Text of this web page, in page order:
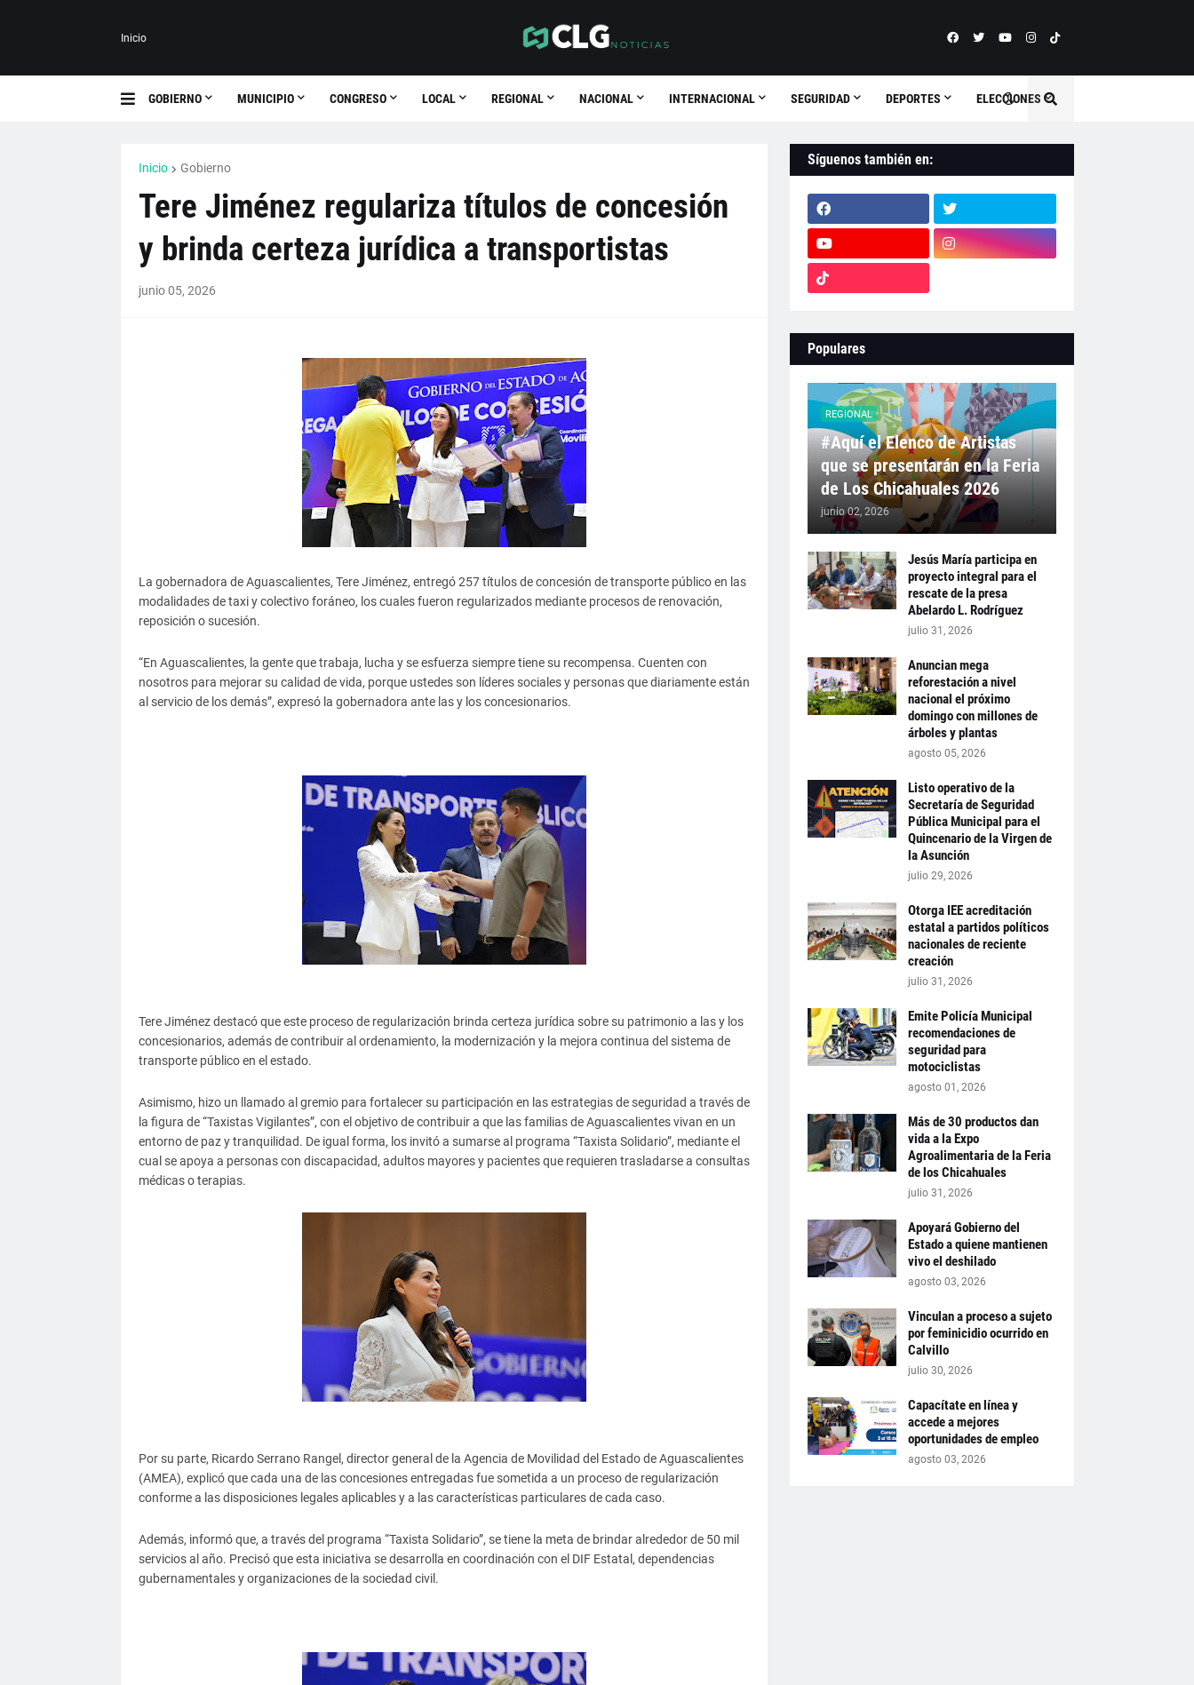
Inicio
GOBIERNO MUNICIPIO CONGRESO LOCAL REGIONAL NACIONAL INTERNACIONAL SEGURIDAD DEPORTES ELECCIONES
Inicio Gobierno
Tere Jiménez regulariza títulos de concesión
y brinda certeza jurídica a transportistas
junio 05, 2026
La gobernadora de Aguascalientes, Tere Jiménez, entregó 257 títulos de concesión de transporte público en las
modalidades de taxi y colectivo foráneo, los cuales fueron regularizados mediante procesos de renovación,
reposición o sucesión.
“En Aguascalientes, la gente que trabaja, lucha y se esfuerza siempre tiene su recompensa. Cuenten con
nosotros para mejorar su calidad de vida, porque ustedes son líderes sociales y personas que diariamente están
al servicio de los demás”, expresó la gobernadora ante las y los concesionarios.
Tere Jiménez destacó que este proceso de regularización brinda certeza jurídica sobre su patrimonio a las y los
concesionarios, además de contribuir al ordenamiento, la modernización y la mejora continua del sistema de
transporte público en el estado.
Asimismo, hizo un llamado al gremio para fortalecer su participación en las estrategias de seguridad a través de
la figura de “Taxistas Vigilantes”, con el objetivo de contribuir a que las familias de Aguascalientes vivan en un
entorno de paz y tranquilidad. De igual forma, los invitó a sumarse al programa “Taxista Solidario”, mediante el
cual se apoya a personas con discapacidad, adultos mayores y pacientes que requieren trasladarse a consultas
médicas o terapias.
Por su parte, Ricardo Serrano Rangel, director general de la Agencia de Movilidad del Estado de Aguascalientes
(AMEA), explicó que cada una de las concesiones entregadas fue sometida a un proceso de regularización
conforme a las disposiciones legales aplicables y a las características particulares de cada caso.
Además, informó que, a través del programa “Taxista Solidario”, se tiene la meta de brindar alrededor de 50 mil
servicios al año. Precisó que esta iniciativa se desarrolla en coordinación con el DIF Estatal, dependencias
gubernamentales y organizaciones de la sociedad civil.
Síguenos también en:
Populares
REGIONAL
#Aquí el Elenco de Artistas
que se presentarán en la Feria
de Los Chicahuales 2026
junio 02, 2026
Jesús María participa en
proyecto integral para el
rescate de la presa
Abelardo L. Rodríguez
julio 31, 2026
Anuncian mega
reforestación a nivel
nacional el próximo
domingo con millones de
árboles y plantas
agosto 05, 2026
Listo operativo de la
Secretaría de Seguridad
Pública Municipal para el
Quincenario de la Virgen de
la Asunción
julio 29, 2026
Otorga IEE acreditación
estatal a partidos políticos
nacionales de reciente
creación
julio 31, 2026
Emite Policía Municipal
recomendaciones de
seguridad para
motociclistas
agosto 01, 2026
Más de 30 productos dan
vida a la Expo
Agroalimentaria de la Feria
de los Chicahuales
julio 31, 2026
Apoyará Gobierno del
Estado a quiene mantienen
vivo el deshilado
agosto 03, 2026
Vinculan a proceso a sujeto
por feminicidio ocurrido en
Calvillo
julio 30, 2026
Capacítate en línea y
accede a mejores
oportunidades de empleo
agosto 03, 2026